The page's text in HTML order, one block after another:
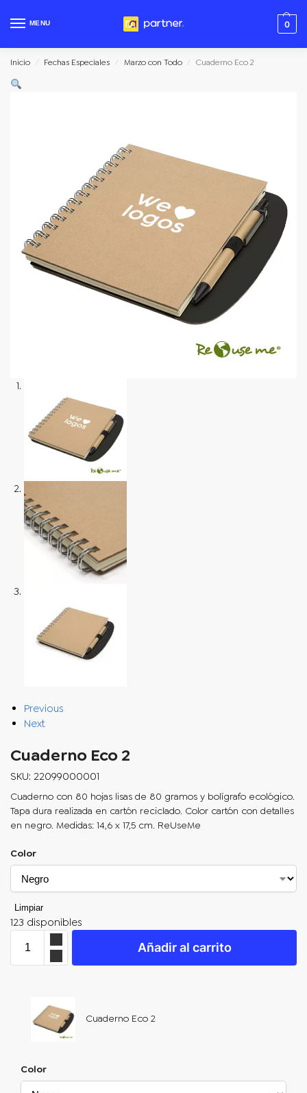
MENU 0
Inicio / Fechas Especiales / Marzo con Todo / Cuaderno Eco 2
Previous
Next
Cuaderno Eco 2
SKU: 22099000001
Cuaderno con 80 hojas lisas de 80 gramos y bolígrafo ecológico.
Tapa dura realizada en cartón reciclado. Color cartón con detalles
en negro. Medidas: 14,6 x 17,5 cm. ReUseMe
Color
Limpiar
123 disponibles
Añadir al carrito
Cuaderno Eco 2
Color